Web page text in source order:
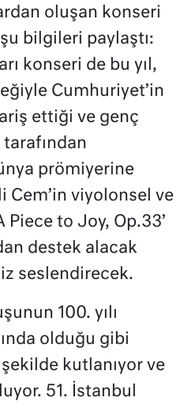
oluşan konseri
bilgileri paylaştı:
konseri de bu yıl,
Cumhuriyet’in
ettiği ve genç
prömiyerine
Cem’in viyolonsel ve
Piece to Joy, Op.33’
destek alacak
seslendirecek.
100. yılı
olduğu gibi
kutlanıyor ve
51. İstanbul